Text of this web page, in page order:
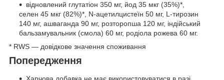
відновлений глутатіон 350 мг, йод 35 мкг (35%)*,
селен 45 мкг (82%)*, N-ацетилцистеїн 50 мг, L-тирозин
140 мг, ашваганда 90 мг, розторопша 120 мг, індійський
бальзамувальник (смола) 60 мг, родіола рожева 60 мг.
* RWS — довідкове значення споживання
Попередження